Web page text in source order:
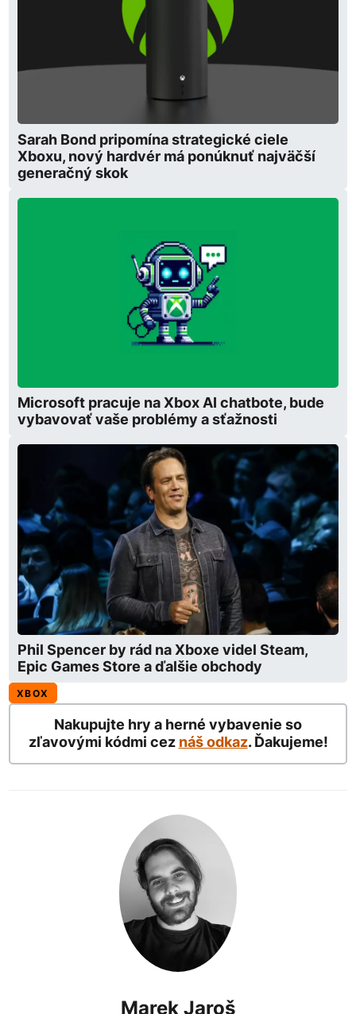
Sarah Bond pripomína strategické ciele
Xboxu, nový hardvér má ponúknuť najväčší
generačný skok
Microsoft pracuje na Xbox AI chatbote, bude
vybavovať vaše problémy a sťažnosti
Phil Spencer by rád na Xboxe videl Steam,
Epic Games Store a ďalšie obchody
XBOX
Nakupujte hry a herné vybavenie so
zľavovými kódmi cez náš odkaz. Ďakujeme!
Marek Jaroš